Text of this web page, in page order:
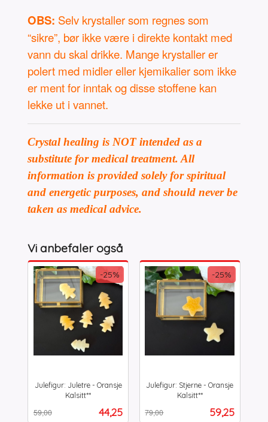
OBS: Selv krystaller som regnes som
“sikre”, bør ikke være i direkte kontakt med
vann du skal drikke. Mange krystaller er
polert med midler eller kjemikalier som ikke
er ment for inntak og disse stoffene kan
lekke ut i vannet.
Crystal healing is NOT intended as a
substitute for medical treatment. All
information is provided solely for spiritual
and energetic purposes, and should never be
taken as medical advice.
Vi anbefaler også
Julefigur: Juletre - Oransje
Kalsitt**
Tilbud
44,25
59,00
-25%
mva.
Julefigur: Stjerne - Oransje
Kalsitt**
Tilbud
59,25
79,00
-25%
mva.